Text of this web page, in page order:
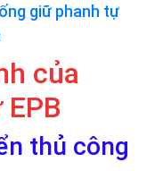
giữ phanh tự
của
thủ công